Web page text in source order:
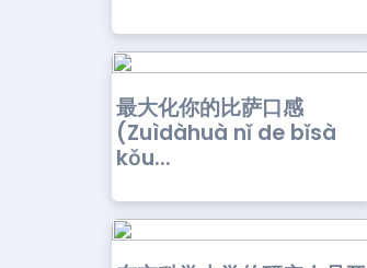
最大化你的比萨口感
(Zuìdàhuà nǐ de bǐsà
kǒu...